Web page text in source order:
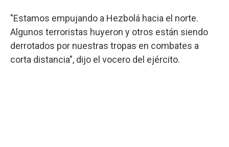
"Estamos empujando a Hezbolá hacia el norte.
Algunos terroristas huyeron y otros están siendo
derrotados por nuestras tropas en combates a
corta distancia", dijo el vocero del ejército.